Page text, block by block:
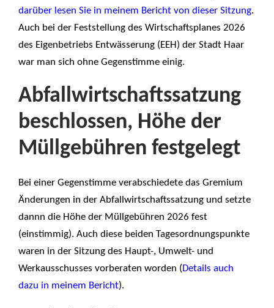
darüber lesen Sie in meinem Bericht von dieser Sitzung.
Auch bei der Feststellung des Wirtschaftsplanes 2026
des Eigenbetriebs Entwässerung (EEH) der Stadt Haar
war man sich ohne Gegenstimme einig.
Abfallwirtschaftssatzung
beschlossen, Höhe der
Müllgebühren festgelegt
Bei einer Gegenstimme verabschiedete das Gremium
Änderungen in der Abfallwirtschaftssatzung und setzte
dannn die Höhe der Müllgebühren 2026 fest
(einstimmig). Auch diese beiden Tagesordnungspunkte
waren in der Sitzung des Haupt-, Umwelt- und
Werkausschusses vorberaten worden (Details auch
dazu in meinem Bericht).